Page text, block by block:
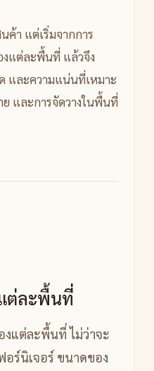
ค้า แต่เริ่มจากการ
งแต่ละพื้นที่ แล้วจึง
และความแน่นที่เหมาะ
ย และการจัดวางในพื้นที่
ต่ละพื้นที่
งแต่ละพื้นที่ ไม่ว่าจะ
อร์นิเจอร์ ขนาดของ